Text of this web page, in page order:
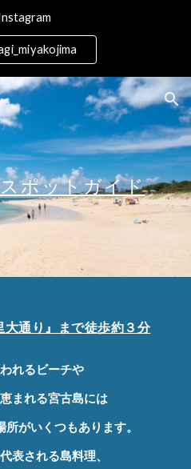
ポットガイド
大通り』まで徒歩約３分
れるビーチや
まれる宮古島には
がいくつもあります。
表される島料理、